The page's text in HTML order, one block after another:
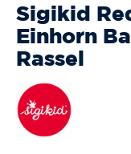
Sigikid
Einhorn
Rassel